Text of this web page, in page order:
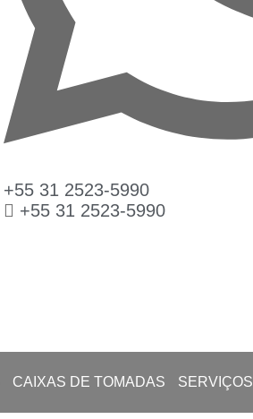
+55 31 2523-5990
+55 31 2523-5990
CAIXAS DE TOMADAS SERVIÇOS